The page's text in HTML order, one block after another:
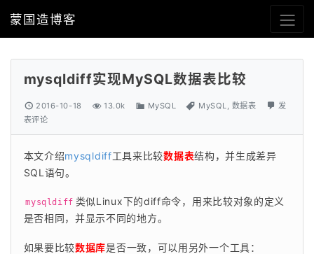
蒙国造博客
mysqldiff实现MySQL数据表比较
2016-10-18 13.0k MySQL MySQL, 数据表
发
表评论
本文介绍mysqldiff工具来比较数据表结构，并生成差异
SQL语句。
mysqldiff 类似Linux下的diff命令，用来比较对象的定义
是否相同，并显示不同的地方。
如果要比较数据库是否一致，可以用另外一个工具：